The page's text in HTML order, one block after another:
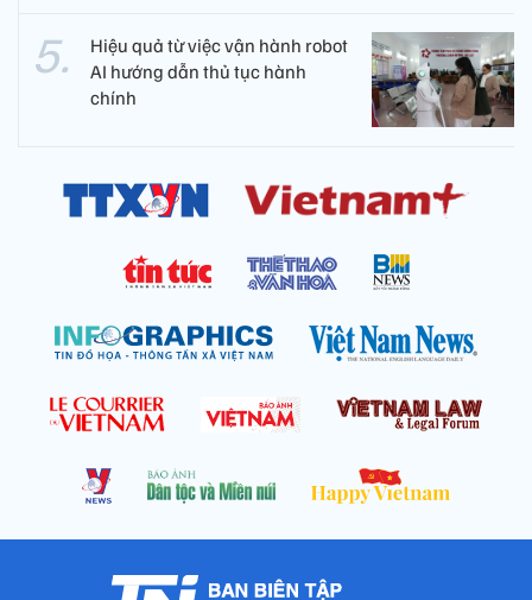
Hiệu quả từ việc vận hành robot
AI hướng dẫn thủ tục hành
chính